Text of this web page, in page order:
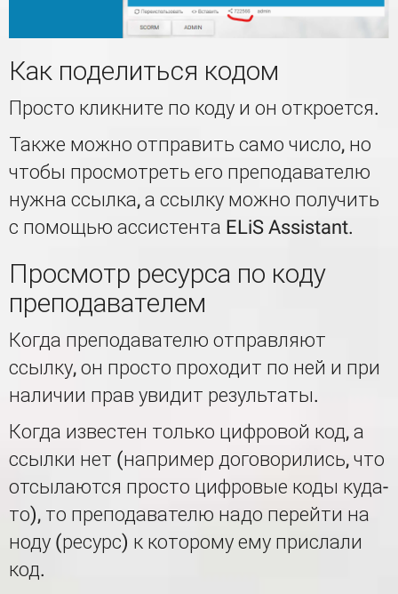
Как поделиться кодом
Просто кликните по коду и он откроется.
Также можно отправить само число, но
чтобы просмотреть его преподавателю
нужна ссылка, а ссылку можно получить
с помощью ассистента ELiS Assistant.
Просмотр ресурса по коду
преподавателем
Когда преподавателю отправляют
ссылку, он просто проходит по ней и при
наличии прав увидит результаты.
Когда известен только цифровой код, а
ссылки нет (например договорились, что
отсылаются просто цифровые коды куда-
то), то преподавателю надо перейти на
ноду (ресурс) к которому ему прислали
код.